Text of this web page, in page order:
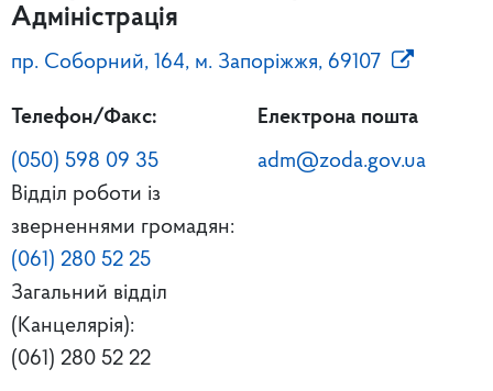
Адміністрація
пр. Соборний, 164, м. Запоріжжя, 69107
Телефон/Факс:
(050) 598 09 35
Відділ роботи із
зверненнями громадян:
(061) 280 52 25
Загальний відділ
(Канцелярія):
(061) 280 52 22
Електрона пошта
adm@zoda.gov.ua